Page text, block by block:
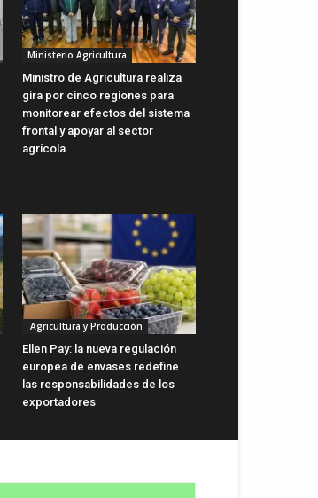
Ministerio Agricultura
Ministro de Agricultura realiza
gira por cinco regiones para
monitorear efectos del sistema
frontal y apoyar al sector
agrícola
Agricultura y Producción
Ellen Pay: la nueva regulación
europea de envases redefine
las responsabilidades de los
exportadores